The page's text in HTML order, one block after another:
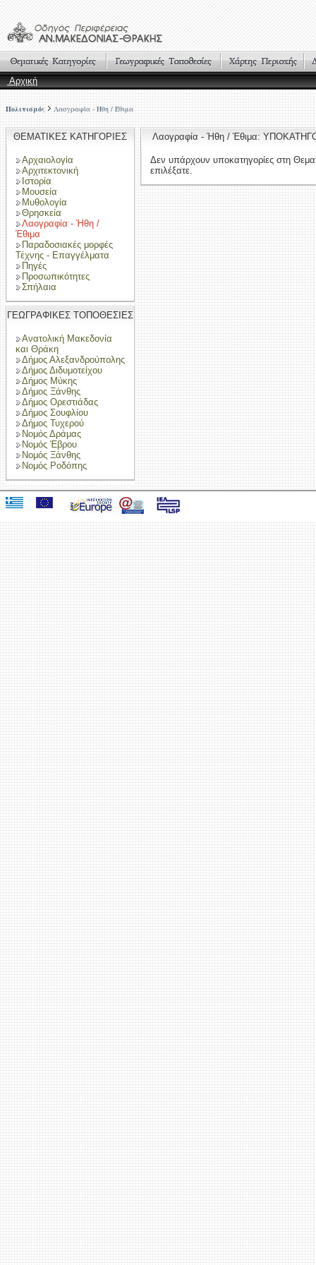
Αρχική
Πολιτισμός Λαογραφία - Ήθη / Έθιμα
ΘΕΜΑΤΙΚΕΣ ΚΑΤΗΓΟΡΙΕΣ
Αρχαιολογία
Αρχιτεκτονική
Ιστορία
Μουσεία
Μυθολογία
Θρησκεία
Λαογραφία - Ήθη /
Έθιμα
Παραδοσιακές μορφές
Τέχνης - Επαγγέλματα
Πηγές
Προσωπικότητες
Σπήλαια
ΓΕΩΓΡΑΦΙΚΕΣ ΤΟΠΟΘΕΣΙΕΣ
Ανατολική Μακεδονία
και Θράκη
Δήμος Αλεξανδρούπολης
Δήμος Διδυμοτείχου
Δήμος Μύκης
Δήμος Ξάνθης
Δήμος Ορεστιάδας
Δήμος Σουφλίου
Δήμος Τυχερού
Νομός Δράμας
Νομός Έβρου
Νομός Ξάνθης
Νομός Ροδόπης
Λαογραφία - Ήθη / Έθιμα:
Δεν υπάρχουν υποκατηγορίες στη
επιλέξατε.